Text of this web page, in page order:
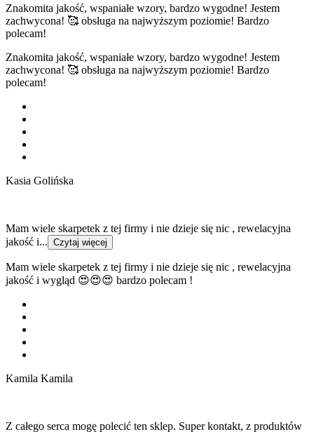
Znakomita jakość, wspaniałe wzory, bardzo wygodne! Jestem
zachwycona! 🥰 obsługa na najwyższym poziomie! Bardzo
polecam!
Znakomita jakość, wspaniałe wzory, bardzo wygodne! Jestem
zachwycona! 🥰 obsługa na najwyższym poziomie! Bardzo
polecam!
Kasia Golińska
Mam wiele skarpetek z tej firmy i nie dzieje się nic , rewelacyjna
jakość i... Czytaj więcej
Mam wiele skarpetek z tej firmy i nie dzieje się nic , rewelacyjna
jakość i wygląd 😍😍😍 bardzo polecam !
Kamila Kamila
Z całego serca mogę polecić ten sklep. Super kontakt, z produktów